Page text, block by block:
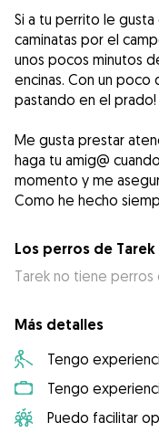
Si a tu perrito le
caminatas por el
unos pocos minutos
encinas. Con un poco
pastando en el prado!
Me gusta prestar
haga tu amig@
momento y me
Como he hecho
Los perros de Tarek
Tarek no tiene perros
Más detalles
Tengo
Tengo
Puedo facilitar